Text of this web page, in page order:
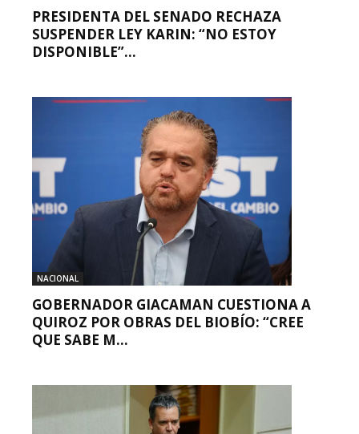
PRESIDENTA DEL SENADO RECHAZA
SUSPENDER LEY KARIN: “NO ESTOY
DISPONIBLE”...
NACIONAL
GOBERNADOR GIACAMAN CUESTIONA A
QUIROZ POR OBRAS DEL BIOBÍO: “CREE
QUE SABE M...